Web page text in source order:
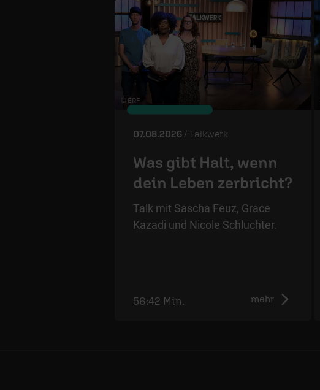
© ÉRF
07.08.2026 / Talkwerk
Was gibt Halt, wenn
dein Leben zerbricht?
Talk mit Sascha Feuz, Grace
Kazadi und Nicole Schluchter.
mehr
56:42 Min.